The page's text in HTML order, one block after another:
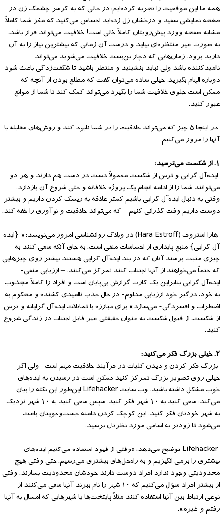
همه ما این موقعیت را تجربه کرده‌ایم: در حالی که به کرسر چشمک زن در
صفحه نمایشی سفید و درخشان زل زده‌اید احساس می‌کنید که مغز شما کاملاً
مشابه صفحه وورد پیش‌رویتان کاملاً خالی است! خلاقیت می‌تواند فرار باشد،
به صورت غیر منتظره‌ای بیاید و درست آن زمانی که بیشترین نیاز را به آن
دارید برود. زمان‌هایی که دچار بن‌بست خلاقیت می‌شوید می‌تواند
ناامیدکننده باشد ولی نباید بنشینید و منتظر باشید تا شگفت‌زدگی باعث شود
دوباره الهام بگیرید. خیلی ساده می‌توان گفت که مطلع بودن از آنچه که
ممکن است جلوی خلاقیت شما را بگیرد می‌تواند کمک کند تا شما از موانع
عبور کنید.
در اینجا ۵ چیز که می‌تواند خلاقیت را در شما نابود کند و روش‌های مقابله با
آنها را مرور می‌کنیم.
۱. از شکست می‌ترسید:
ایده‌آل گرایی و ترس از شکست معمولاً دست در دست هم دارند و هر دو
می‌توانند شما را از ادامه انجام یک پروژه خلاقانه و حتی شروع آن بازدارد.
وقتی به دنبال ایده‌آل گرایی باشیم کمتر علاقه به ریسک کردن داریم و بیشتر
دوست داریم وقت گذرانی کنیم – که می‌تواند خلاقیت و نوآوری را خفه کند.
هارا استروف (Hara Estroff) در وبلاگ روانشناسی امروز می‌نویسد: « {ایده
آل گرایی} منبع پایداری از احساسات منفی است. به جای آنکه سعی کنند به
چیزی مثبت برسند آنان که در بند ایده‌آل گرایی هستند بیشتر روی چیزهایی
که حتماً می‌خواهند از آنها اجتناب کنند تمرکز می‌کنند. – ارزیابی منفی-
ایده‌آل گرایی بنابراین یک کارت گزارش بی‌پایان است و افراد را کاملاً مجذوب
به خود، درگیر خود ارزیابی مداوم- در حال جذب ناامیدی کشنده و محکوم به
اضطراب و افسردگی- می‌سازد.» برای مبارزه با تمایلات ایده‌آل گرایانه و ترس
از شکست، از قبول شکست به عنوان حقیقتی غیر قابل اجتناب در زندگی شروع
کنید.
۲. خیلی بزرگ فکر می‌کنید:
بزرگ فکر کردن و دیدن کلیات در فرآیند خلاقیت مهم است– ولی اگر
خیلی روی تصویر بزرگ تمرکز کنید ممکن است در رسیدن به ایده‌های
خوب مشکل داشته باشید. وب سایت Lifehacker این‌طور این نکته را بیان
می‌کند: سعی کنید به ۱۰ شهر فکر کنید. سپس سعی کنید به ۱۰ شهر نزدیک
به شهر خودتان فکر کنید. این کوچک کردن دامنه جست‌وجویتان باعث
می‌شود تا زودتر به اسامی مورد نظرتان برسید.
Lifehacker توضیح می‌دهد: «وقتی از قیود استفاده می‌کنیم ایده‌های
بیشتری را برمی انگیزیم و به راه‌حل‌های بیشتری می‌رسیم. حتی وقتی هیچ
محدودیتی وجود ندارد افراد دوست دارند خودشان محدودیت بسازند. وقتی
از بیشتر افراد سؤال می‌کنیم که ۱۰ شهر را نام ببرند آنها سعی می‌کنند از
نوعی ارتباط بین آنها استفاده کنند مثلاً پایتخت‌ها یا شهرهایی که امسال به آنها
رفتم و غیره.».